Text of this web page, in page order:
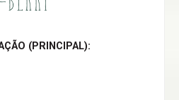
(PRINCIPAL):